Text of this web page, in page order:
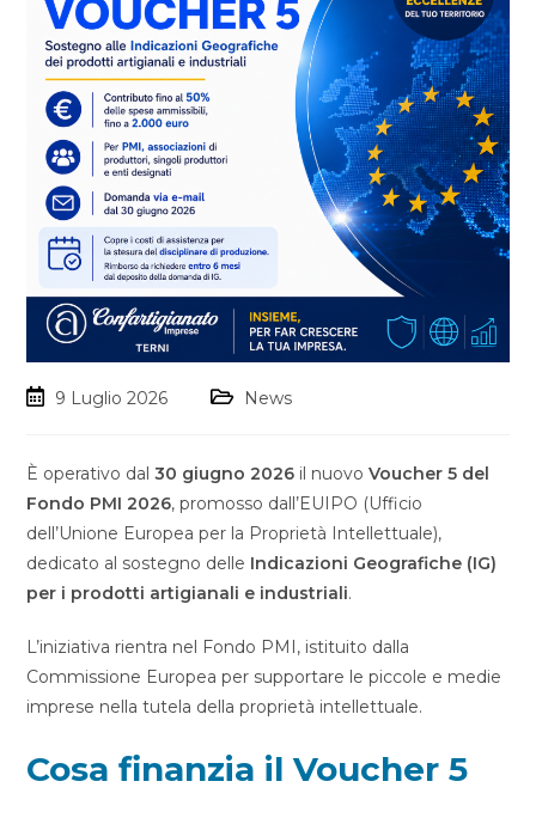
9 Luglio 2026 News
È operativo dal30 giugno 2026 il nuovoVoucher 5 del
Fondo PMI 2026, promosso dall’EUIPO (Ufficio
dell’Unione Europea per la Proprietà Intellettuale),
dedicato al sostegno delle Indicazioni Geografiche (IG)
per i prodotti artigianali e industriali.
L’iniziativa rientra nel Fondo PMI, istituito dalla
Commissione Europea per supportare le piccole e medie
imprese nella tutela della proprietà intellettuale.
Cosa finanzia il Voucher 5